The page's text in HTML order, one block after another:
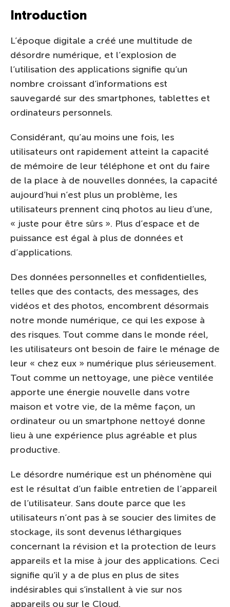
Introduction
L’époque digitale a créé une multitude de
désordre numérique, et l’explosion de
l’utilisation des applications signifie qu’un
nombre croissant d’informations est
sauvegardé sur des smartphones, tablettes et
ordinateurs personnels.
Considérant, qu’au moins une fois, les
utilisateurs ont rapidement atteint la capacité
de mémoire de leur téléphone et ont du faire
de la place à de nouvelles données, la capacité
aujourd’hui n’est plus un problème, les
utilisateurs prennent cinq photos au lieu d’une,
« juste pour être sûrs ». Plus d’espace et de
puissance est égal à plus de données et
d’applications.
Des données personnelles et confidentielles,
telles que des contacts, des messages, des
vidéos et des photos, encombrent désormais
notre monde numérique, ce qui les expose à
des risques. Tout comme dans le monde réel,
les utilisateurs ont besoin de faire le ménage de
leur « chez eux » numérique plus sérieusement.
Tout comme un nettoyage, une pièce ventilée
apporte une énergie nouvelle dans votre
maison et votre vie, de la même façon, un
ordinateur ou un smartphone nettoyé donne
lieu à une expérience plus agréable et plus
productive.
Le désordre numérique est un phénomène qui
est le résultat d’un faible entretien de l’appareil
de l’utilisateur. Sans doute parce que les
utilisateurs n’ont pas à se soucier des limites de
stockage, ils sont devenus léthargiques
concernant la révision et la protection de leurs
appareils et la mise à jour des applications. Ceci
signifie qu’il y a de plus en plus de sites
indésirables qui s’installent à vie sur nos
appareils ou sur le Cloud.